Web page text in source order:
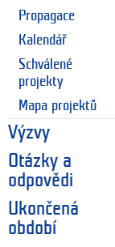
Propagace
Kalendář
Schválené
projekty
Mapa projektů
Výzvy
Otázky a
odpovědi
Ukončená
období